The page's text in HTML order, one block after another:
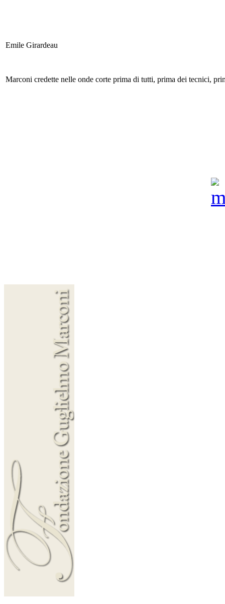
Emile Girardeau
Marconi credette nelle onde corte prima di tutti, prima dei tecnici,